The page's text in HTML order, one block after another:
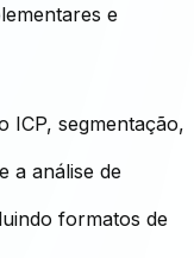
e
ICP, segmentação,
a análise de
formatos de